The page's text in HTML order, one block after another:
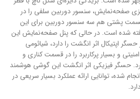
صفحه‌نمایش، سنسور دوربین سلفی را در
پشتی هم سه سنسو‌ر دوربین برای این
شده است. در حالی که پنل صفحه‌نمایش این
اپتیکال اثر انگشت را دارد، شیائومی
و بسیار پرکاربرد را در قسمت کناری و
حسگر فیزیکی اثر انگشت این گوشی هوشمند
شده، توانایی ارائه عملکرد بسیار سریعی در